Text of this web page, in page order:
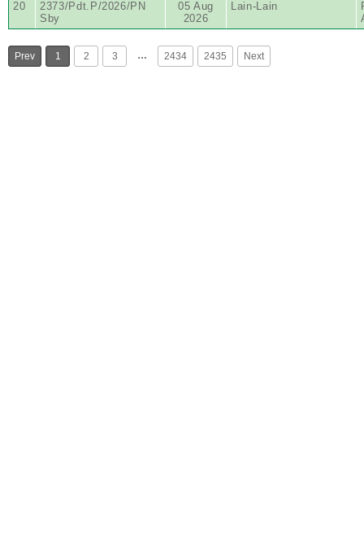
20
2373/Pdt.P/2026/PN
Sby
05 Aug
2026
Lain-Lain
Prev 1 2 3 … 2434 2435 Next